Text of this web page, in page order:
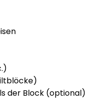
der Block (optional)